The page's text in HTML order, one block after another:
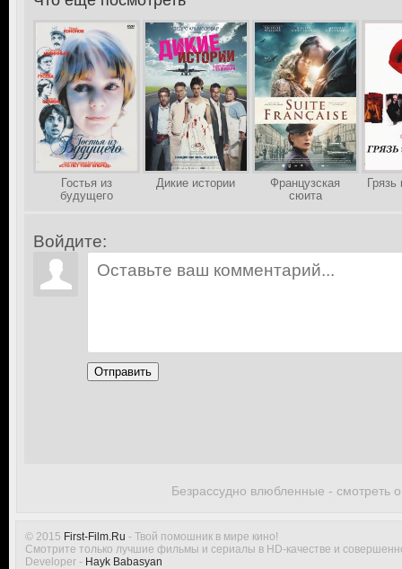
Безрассудно влюбленные - смотреть
Гостья из
будущего
Дикие истории
Французская
сюита
Войдите:
Отправить
© 2015 First-Film.Ru - Твой помошник в мире кино!
Смотрите только лучшие фильмы и сериалы в HD-качестве и
Developer - Hayk Babasyan